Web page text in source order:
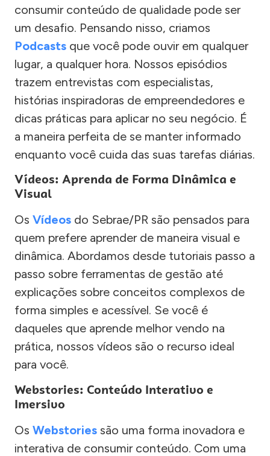
consumir conteúdo de qualidade pode ser
um desafio. Pensando nisso, criamos
Podcasts que você pode ouvir em qualquer
lugar, a qualquer hora. Nossos episódios
trazem entrevistas com especialistas,
histórias inspiradoras de empreendedores e
dicas práticas para aplicar no seu negócio. É
a maneira perfeita de se manter informado
enquanto você cuida das suas tarefas diárias.
Vídeos: Aprenda de Forma Dinâmica e
Visual
Os Vídeos do Sebrae/PR são pensados para
quem prefere aprender de maneira visual e
dinâmica. Abordamos desde tutoriais passo a
passo sobre ferramentas de gestão até
explicações sobre conceitos complexos de
forma simples e acessível. Se você é
daqueles que aprende melhor vendo na
prática, nossos vídeos são o recurso ideal
para você.
Webstories: Conteúdo Interativo e
Imersivo
Os Webstories são uma forma inovadora e
interativa de consumir conteúdo. Com uma